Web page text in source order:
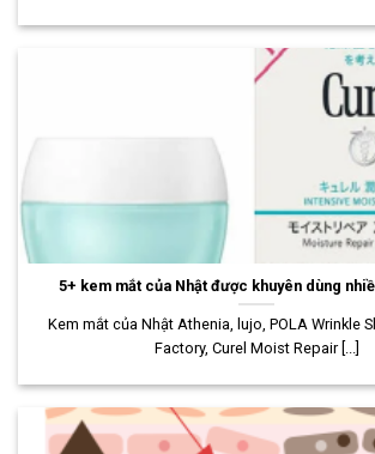
5+ kem mắt của Nhật được khuyên dùng
Kem mắt của Nhật Athenia, lujo, POLA Wrinkle
Factory, Curel Moist Repair [...]